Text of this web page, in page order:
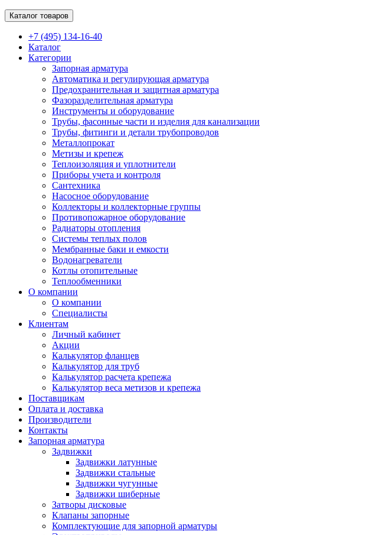
Каталог товаров
+7 (495) 134-16-40
Каталог
Категории
Запорная арматура
Автоматика и регулирующая арматура
Предохранительная и защитная арматура
Фазоразделительная арматура
Инструменты и оборудование
Трубы, фасонные части и изделия для канализации
Трубы, фитинги и детали трубопроводов
Металлопрокат
Метизы и крепеж
Теплоизоляция и уплотнители
Приборы учета и контроля
Сантехника
Насосное оборудование
Коллекторы и коллекторные группы
Противопожарное оборудование
Радиаторы отопления
Системы теплых полов
Мембранные баки и емкости
Водонагреватели
Котлы отопительные
Теплообменники
О компании
О компании
Специалисты
Клиентам
Личный кабинет
Акции
Калькулятор фланцев
Калькулятор для труб
Калькулятор расчета крепежа
Калькулятор веса метизов и крепежа
Поставщикам
Оплата и доставка
Производители
Контакты
Запорная арматура
Задвижки
Задвижки латунные
Задвижки стальные
Задвижки чугунные
Задвижки шиберные
Затворы дисковые
Клапаны запорные
Комплектующие для запорной арматуры